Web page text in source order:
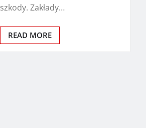
szkody. Zakłady…
READ MORE